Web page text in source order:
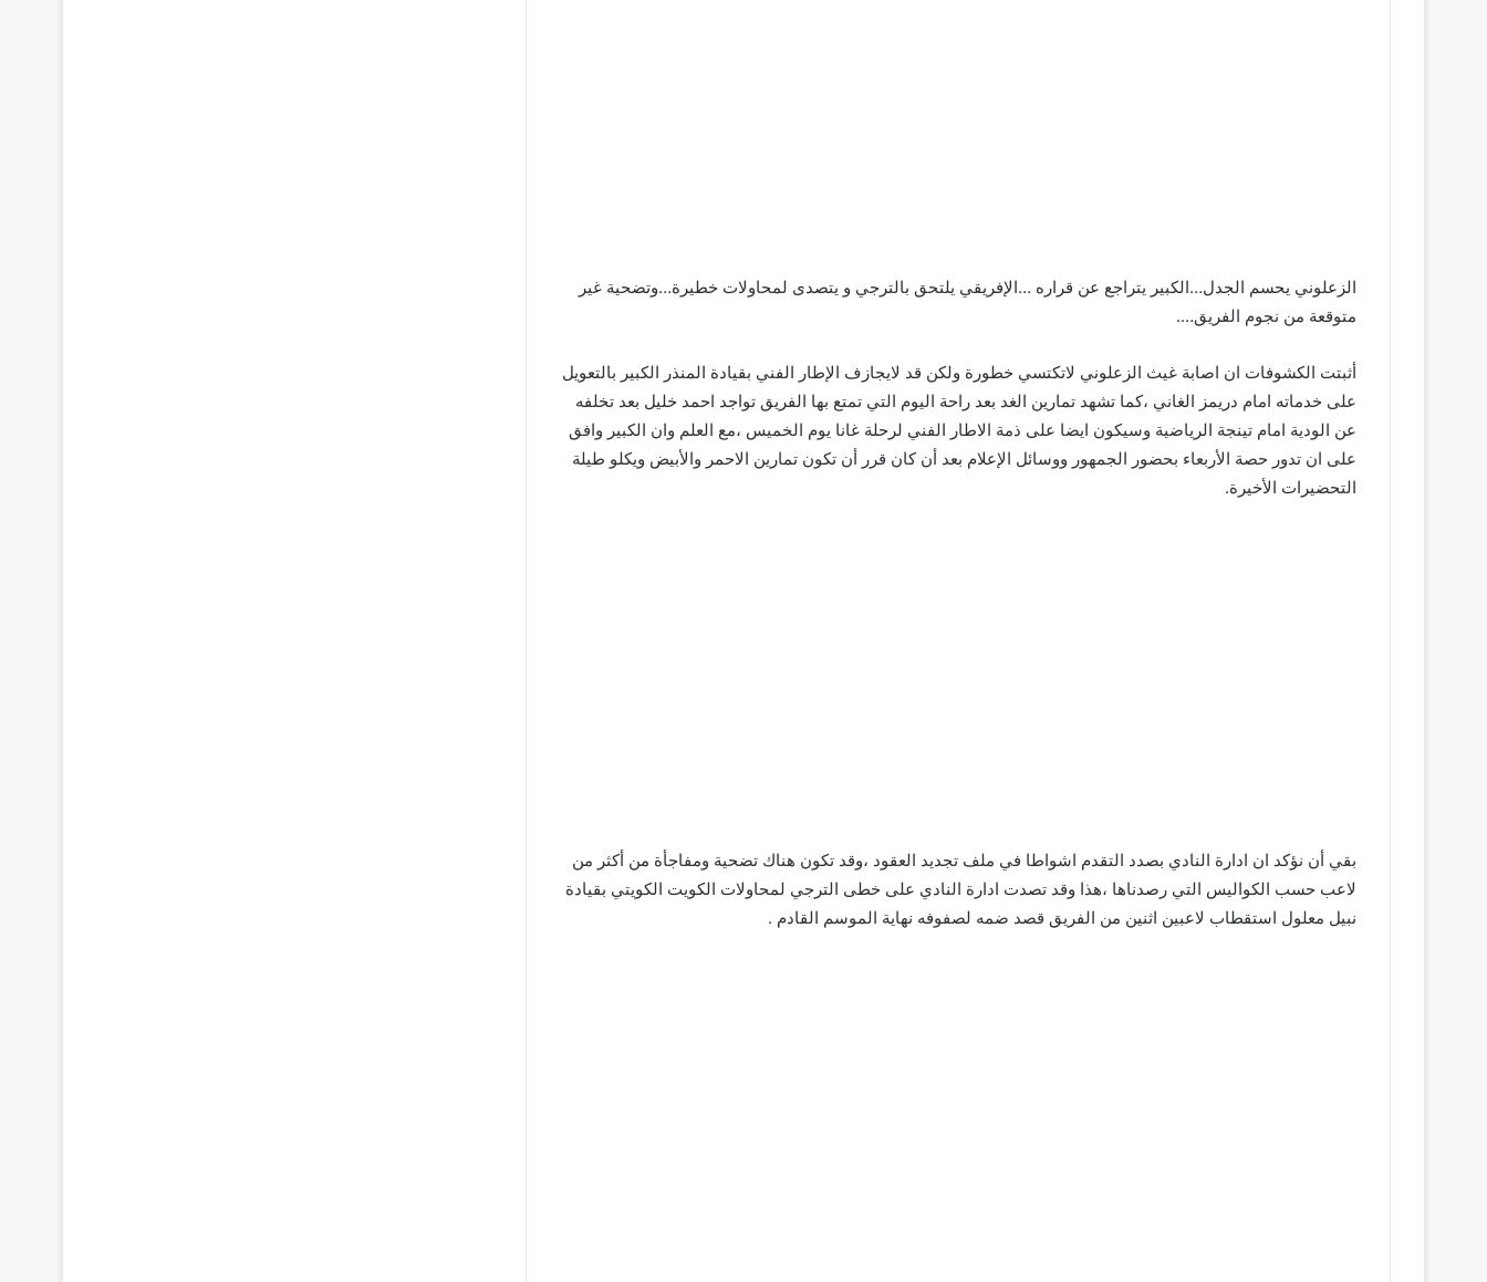
الزعلوني يحسم الجدل…الكبير يتراجع عن قراره …الإفريقي يلتحق بالترجي و يتصدى لمحاولات خطيرة…وتضحية غير
متوقعة من نجوم الفريق….
أثبتت الكشوفات ان اصابة غيث الزعلوني لاتكتسي خطورة ولكن قد لايجازف الإطار الفني بقيادة المنذر الكبير بالتعويل
على خدماته امام دريمز الغاني ،كما تشهد تمارين الغد بعد راحة اليوم التي تمتع بها الفريق تواجد احمد خليل بعد تخلفه
عن الودية امام تينجة الرياضية وسيكون ايضا على ذمة الاطار الفني لرحلة غانا يوم الخميس ،مع العلم وان الكبير وافق
على ان تدور حصة الأربعاء بحضور الجمهور ووسائل الإعلام بعد أن كان قرر أن تكون تمارين الاحمر والأبيض ويكلو طيلة
التحضيرات الأخيرة.
بقي أن نؤكد ان ادارة النادي بصدد التقدم اشواطا في ملف تجديد العقود ،وقد تكون هناك تضحية ومفاجأة من أكثر من
لاعب حسب الكواليس التي رصدناها ،هذا وقد تصدت ادارة النادي على خطى الترجي لمحاولات الكويت الكويتي بقيادة
نبيل معلول استقطاب لاعبين اثنين من الفريق قصد ضمه لصفوفه نهاية الموسم القادم .